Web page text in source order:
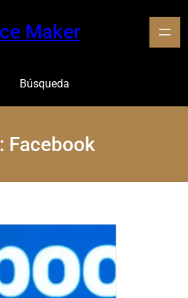
Maker
Búsqueda
Facebook